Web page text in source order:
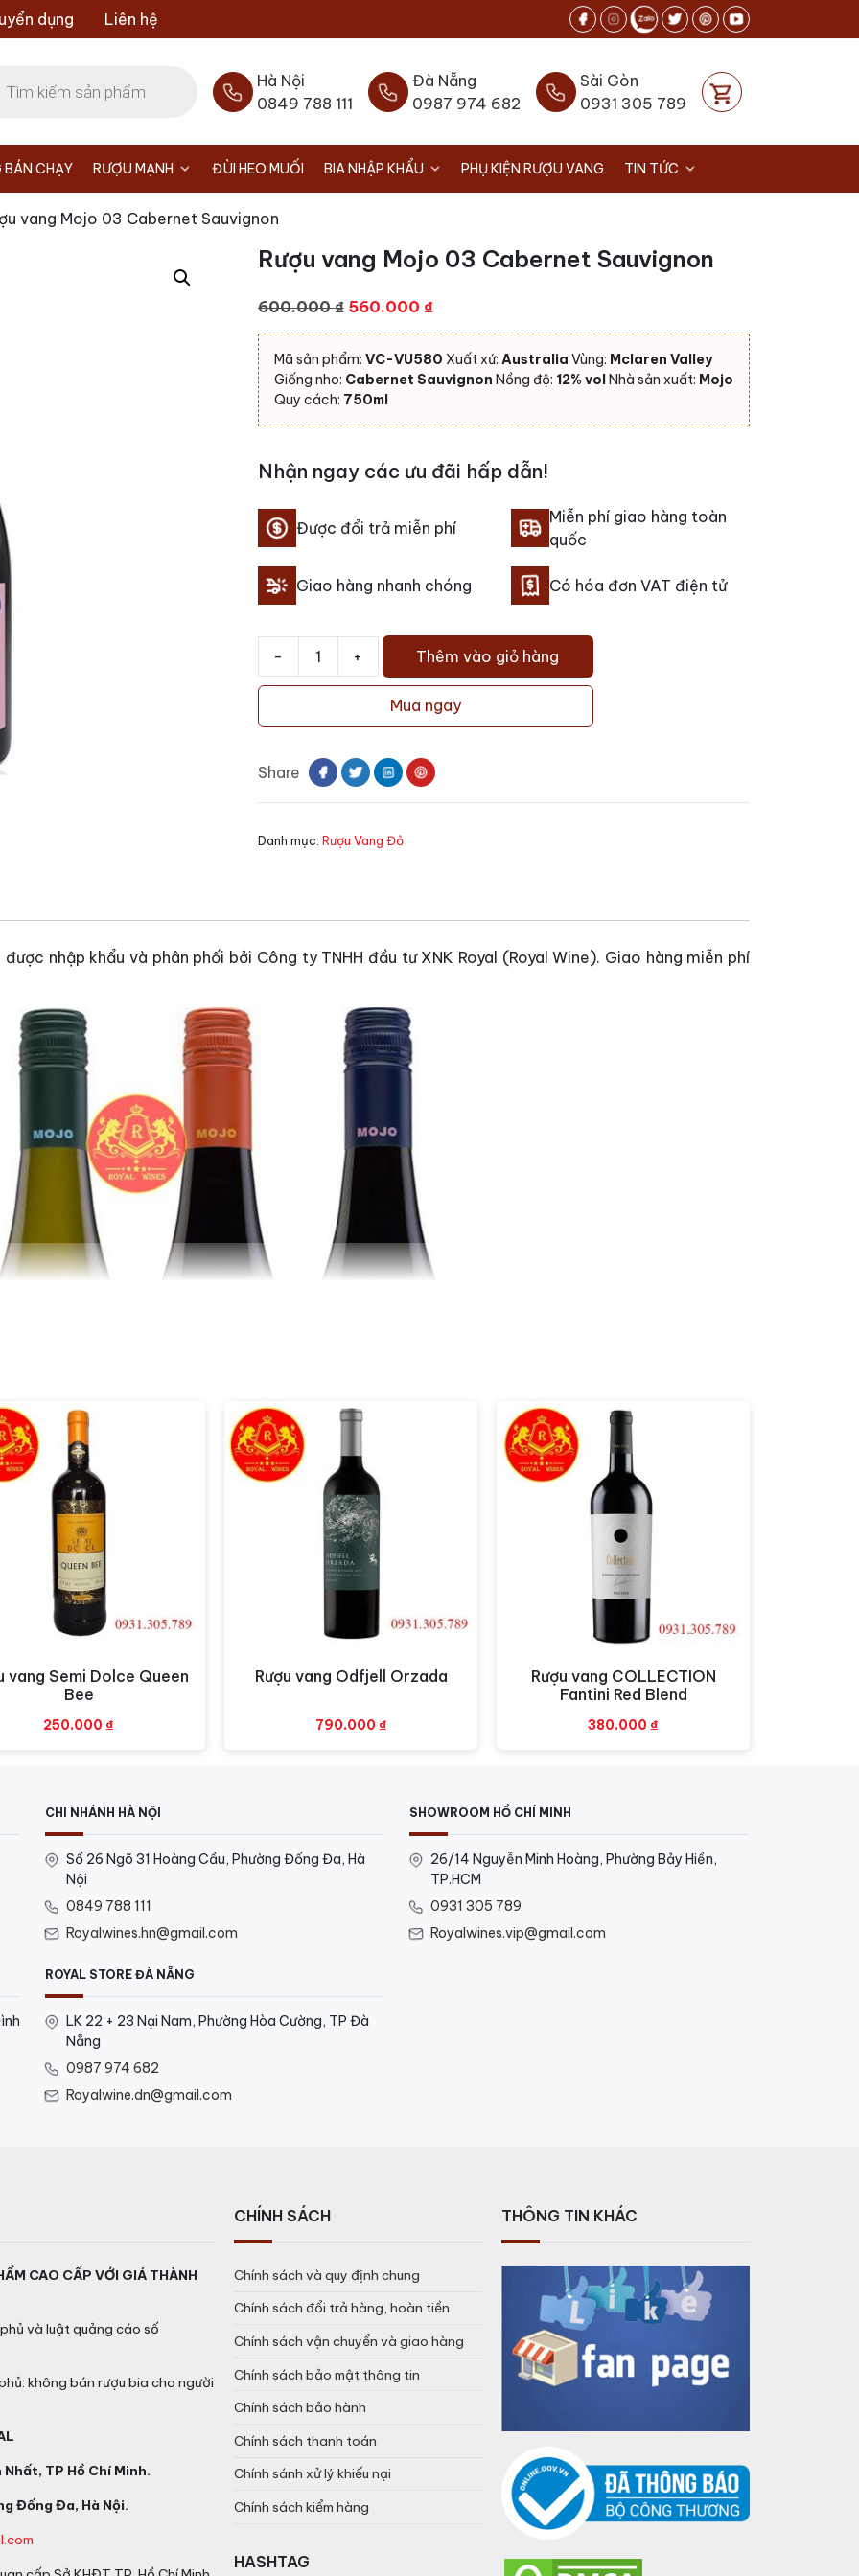
dụng Liên hệ
Hà Nội
0849 788 111
Đà Nẵng
0987 974 682
Sài Gòn
0931 305 789
BÁN CHẠY RƯỢU MẠNH ĐÙI HEO MUỐI BIA NHẬP KHẨU PHỤ KIỆN RƯỢU VANG TIN TỨC
vang Mojo 03 Cabernet Sauvignon
Rượu vang Mojo 03 Cabernet Sauvignon
600.000₫ Giá
gốc
là:
600.000 ₫.
560.000 ₫Giá
hiện
tại
là:
Mã sản phẩm: VC-VU580 Xuất xứ: Australia Vùng: Mclaren Valley
Giống nho: Cabernet Sauvignon Nồng độ: 12% volNhà sản xuất: Mojo
Quy cách: 750ml
Nhận ngay các ưu đãi hấp dẫn!
Được đổi trả miễn phí
Miễn phí giao hàng toàn
quốc
Giao hàng nhanh chóng Có hóa đơn VAT điện tử
-
vang
Cabernet
Sauvignon
số
+ Thêm vào giỏ hàng
Mua ngay
Share
Danh mục: Rượu Vang Đỏ
được nhập khẩu và phân phối bởi Công ty TNHH đầu tư XNK Royal (Royal Wine). Giao hàng miễn phí
Mojo 01 02 03
Mojo 03 Cabernet Sauvignon
yêu.
nghiệm ẩm thực khó quên. Đây là dòng vang mạnh mẽ và tập trung nhưng vẫn có sự mịn màng và
đỏ, thịt cừu nướng,
đến 18 độ C.
Xem nhanh
vang Semi Dolce Queen
Bee
250.000 ₫
Xem nhanh
Rượu vang Odfjell Orzada
790.000 ₫
Xem nhanh
Rượu vang COLLECTION
Fantini Red Blend
380.000 ₫
CHI NHÁNH HÀ NỘI
Số 26 Ngõ 31 Hoàng Cầu, Phường Đống Đa, Hà
Nội
0849 788 111
Royalwines.hn@gmail.com
SHOWROOM HỒ CHÍ MINH
26/14 Nguyễn Minh Hoàng, Phường Bảy Hiền,
TP.HCM
0931 305 789
Royalwines.vip@gmail.com
ROYAL STORE ĐÀ NẴNG
LK 22 + 23 Nại Nam, Phường Hòa Cường, TP Đà
Nẵng
0987 974 682
Royalwine.dn@gmail.com
CAO CẤP VỚI GIÁ THÀNH
và luật quảng cáo số
không bán rượu bia cho người
TP Hồ Chí Minh.
Đống Đa, Hà Nội.
CHÍNH SÁCH
Chính sách và quy định chung
Chính sách đổi trả hàng, hoàn tiền
Chính sách vận chuyển và giao hàng
Chính sách bảo mật thông tin
Chính sách bảo hành
Chính sách thanh toán
Chính sánh xử lý khiếu nại
Chính sách kiểm hàng
HASHTAG
THÔNG TIN KHÁC